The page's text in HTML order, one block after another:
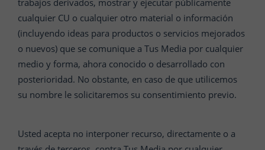
trabajos derivados, mostrar y ejecutar públicamente
cualquier CU o cualquier otro material o información
(incluyendo ideas para productos o servicios mejorados
o nuevos) que se comunique a Tus Media por cualquier
medio y forma, ahora conocido o desarrollado con
posterioridad. No obstante, en caso de que utilicemos
su nombre le solicitaremos su consentimiento previo.
Usted acepta no interponer recurso, directamente o a